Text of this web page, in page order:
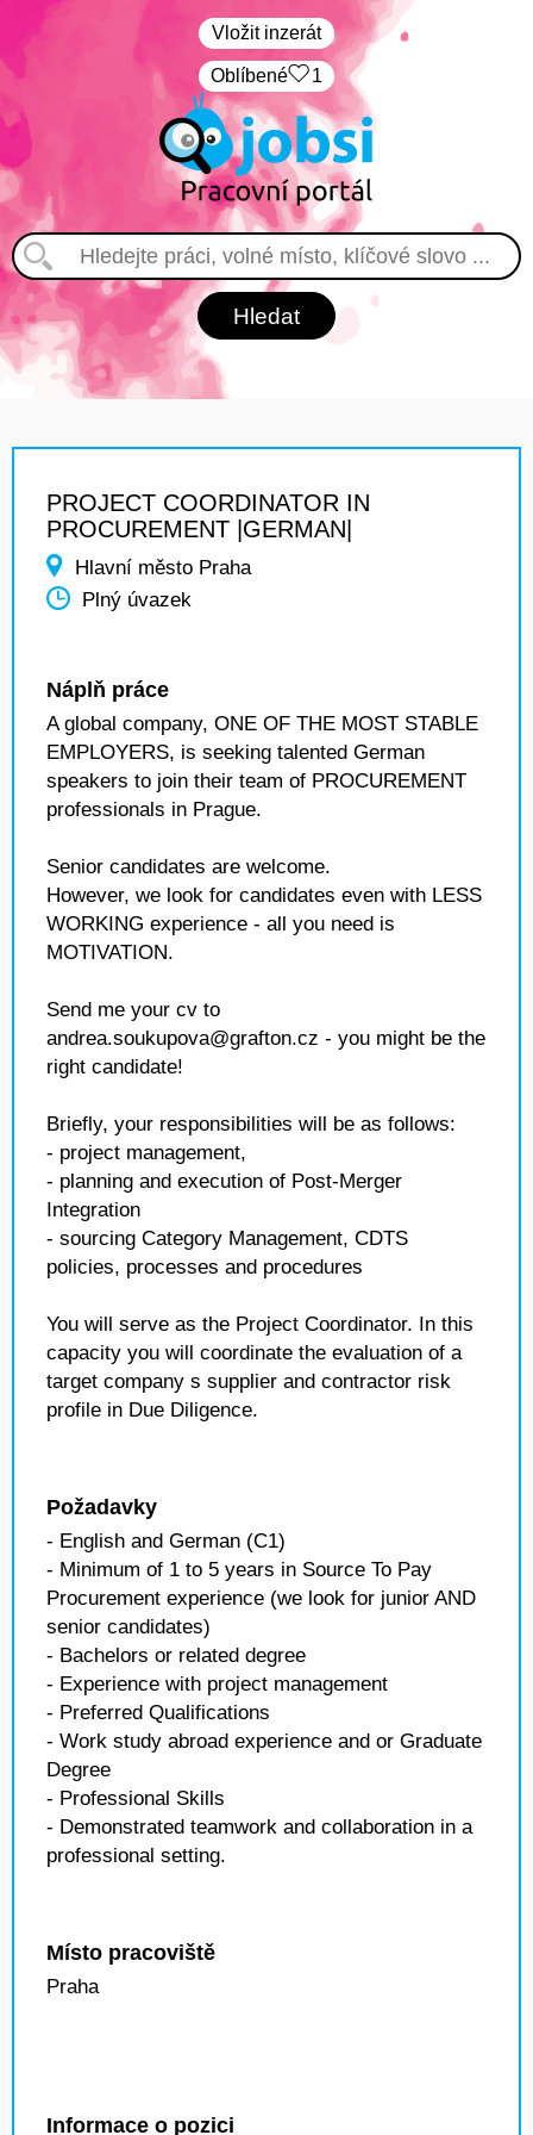
Vložit inzerát
Oblíbené 1
PROJECT COORDINATOR IN
PROCUREMENT |GERMAN|
Hlavní město Praha
Plný úvazek
Náplň práce
A global company, ONE OF THE MOST STABLE
EMPLOYERS, is seeking talented German
speakers to join their team of PROCUREMENT
professionals in Prague.
Senior candidates are welcome.
However, we look for candidates even with LESS
WORKING experience - all you need is
MOTIVATION.
Send me your cv to
andrea.soukupova@grafton.cz - you might be the
right candidate!
Briefly, your responsibilities will be as follows:
- project management,
- planning and execution of Post-Merger
Integration
- sourcing Category Management, CDTS
policies, processes and procedures
You will serve as the Project Coordinator. In this
capacity you will coordinate the evaluation of a
target company s supplier and contractor risk
profile in Due Diligence.
Požadavky
- English and German (C1)
- Minimum of 1 to 5 years in Source To Pay
Procurement experience (we look for junior AND
senior candidates)
- Bachelors or related degree
- Experience with project management
- Preferred Qualifications
- Work study abroad experience and or Graduate
Degree
- Professional Skills
- Demonstrated teamwork and collaboration in a
professional setting.
Místo pracoviště
Praha
Informace o pozici